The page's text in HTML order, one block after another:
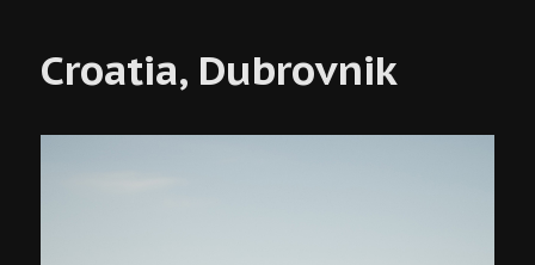
Croatia, Dubrovnik